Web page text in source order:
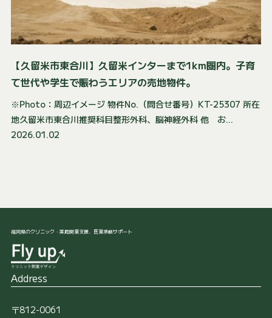
【久留米市東合川】久留米インターまで1km圏内。子育
て世代や学生で賑わうエリアの売地物件。
※Photo：周辺イメージ 物件No.（問合せ番号）KT-25307 所在
地久留米市東合川推奨科目整形外科、脳神経外科 他 お...
2026.01.02
福岡県のクリニック・薬局開業支援、医業承継サポート
Address
〒812-0061